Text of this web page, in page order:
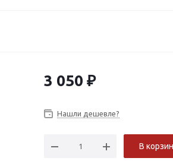
3 050 ₽
Нашли дешевле?
В